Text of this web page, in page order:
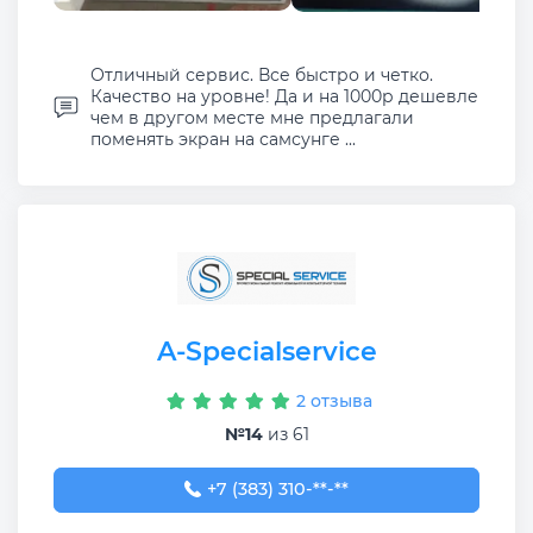
Отличный сервис. Все быстро и четко.
Качество на уровне! Да и на 1000р дешевле
чем в другом месте мне предлагали
поменять экран на самсунге ...
A-Specialservice
2 отзыва
№14из 61
+7 (383) 310-00-40
+7 (383) 310-**-**